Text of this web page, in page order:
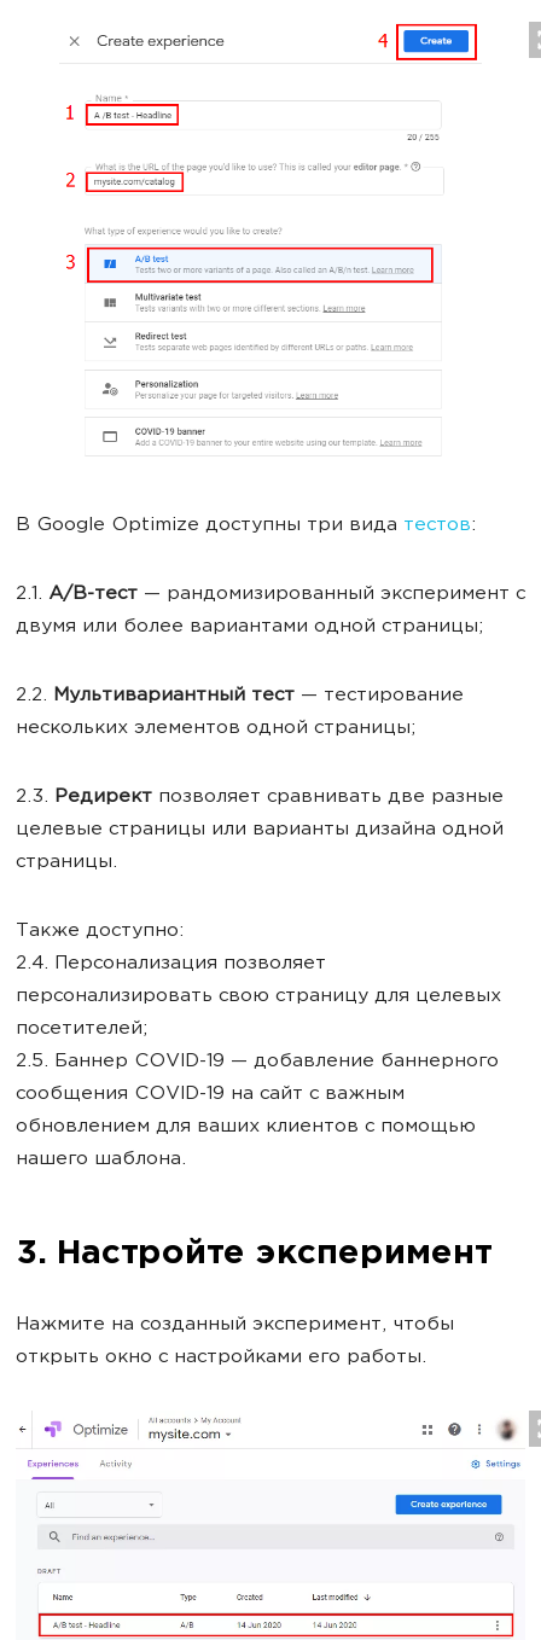
В Google Optimize доступны три вида тестов:
2.1. A/B-тест — рандомизированный эксперимент с
двумя или более вариантами одной страницы;
2.2. Мультивариантный тест — тестирование
нескольких элементов одной страницы;
2.3. Редирект позволяет сравнивать две разные
целевые страницы или варианты дизайна одной
страницы.
Также доступно:
2.4. Персонализация позволяет
персонализировать свою страницу для целевых
посетителей;
2.5. Баннер COVID-19 — добавление баннерного
сообщения COVID-19 на сайт с важным
обновлением для ваших клиентов с помощью
нашего шаблона.
3. Настройте эксперимент
Нажмите на созданный эксперимент, чтобы
открыть окно с настройками его работы.